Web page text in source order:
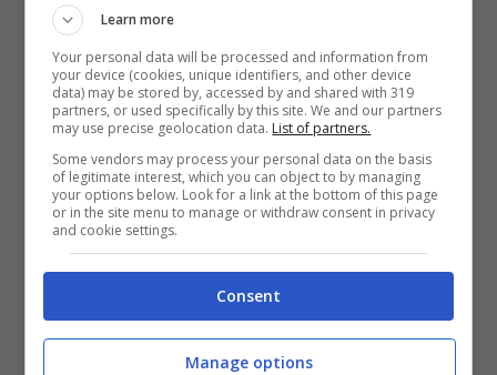
LEGGI ANCHE >>>Calciomercato
Juventus, Kean verso il ritorno? Le ultime
sull’affare
Learn more
Your personal data will be processed and information from
your device (cookies, unique identifiers, and other device
data) may be stored by, accessed by and shared with 319
partners, or used specifically by this site. We and our partners
may use precise geolocation data. List of partners.
Some vendors may process your personal data on the basis
of legitimate interest, which you can object to by managing
your options below. Look for a link at the bottom of this page
or in the site menu to manage or withdraw consent in privacy
and cookie settings.
Consent
Manage options